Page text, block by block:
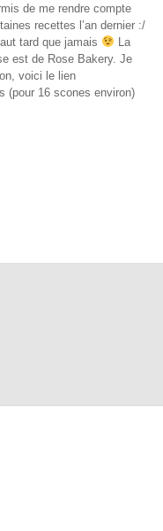
de me rendre compte
recettes l’an dernier :/
tard que jamais
La
est de Rose Bakery. Je
voici le lien
(pour 16 scones environ)